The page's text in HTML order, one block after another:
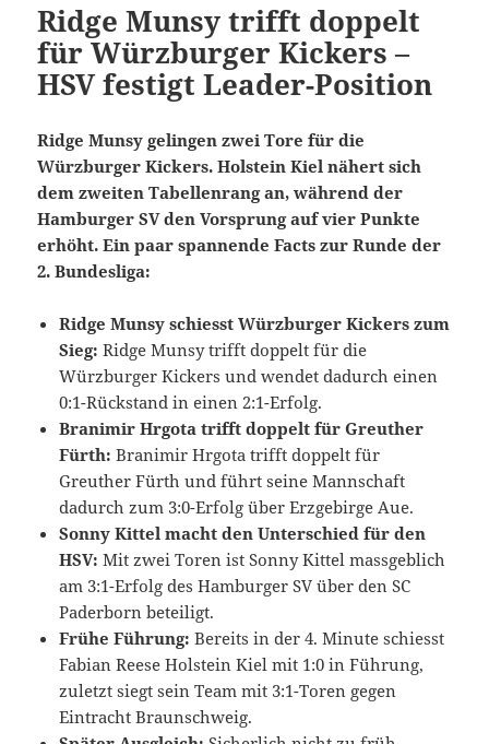
Ridge Munsy trifft doppelt
für Würzburger Kickers –
HSV festigt Leader-Position
Ridge Munsy gelingen zwei Tore für die
Würzburger Kickers. Holstein Kiel nähert sich
dem zweiten Tabellenrang an, während der
Hamburger SV den Vorsprung auf vier Punkte
erhöht. Ein paar spannende Facts zur Runde der
2. Bundesliga:
Ridge Munsy schiesst Würzburger Kickers zum
Sieg: Ridge Munsy trifft doppelt für die
Würzburger Kickers und wendet dadurch einen
0:1-Rückstand in einen 2:1-Erfolg.
Branimir Hrgota trifft doppelt für Greuther
Fürth: Branimir Hrgota trifft doppelt für
Greuther Fürth und führt seine Mannschaft
dadurch zum 3:0-Erfolg über Erzgebirge Aue.
Sonny Kittel macht den Unterschied für den
HSV: Mit zwei Toren ist Sonny Kittel massgeblich
am 3:1-Erfolg des Hamburger SV über den SC
Paderborn beteiligt.
Frühe Führung: Bereits in der 4. Minute schiesst
Fabian Reese Holstein Kiel mit 1:0 in Führung,
zuletzt siegt sein Team mit 3:1-Toren gegen
Eintracht Braunschweig.